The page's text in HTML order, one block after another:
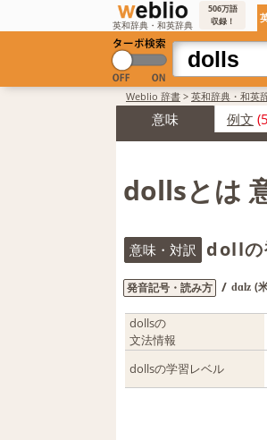
英和辞典・和英辞典
506万語
収録！
Weblio 辞書 > 英和辞典・和英
意味 例文
dollsとは
意味・対訳 dollの
発音記号・読み方 / dɑlz (
dollsの
文法情報
dollsの学習レベル